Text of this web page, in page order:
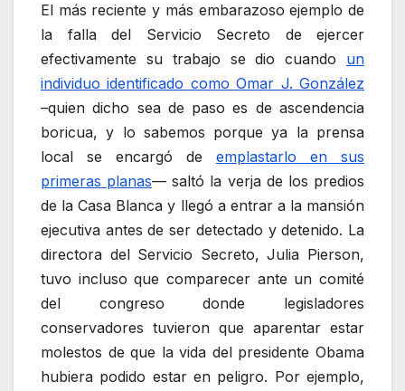
El más reciente y más embarazoso ejemplo de
la falla del Servicio Secreto de ejercer
efectivamente su trabajo se dio cuando un
individuo identificado como Omar J. González
–quien dicho sea de paso es de ascendencia
boricua, y lo sabemos porque ya la prensa
local se encargó de emplastarlo en sus
primeras planas— saltó la verja de los predios
de la Casa Blanca y llegó a entrar a la mansión
ejecutiva antes de ser detectado y detenido. La
directora del Servicio Secreto, Julia Pierson,
tuvo incluso que comparecer ante un comité
del congreso donde legisladores
conservadores tuvieron que aparentar estar
molestos de que la vida del presidente Obama
hubiera podido estar en peligro. Por ejemplo,